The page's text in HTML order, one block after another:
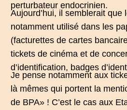
perturbateur endocrinien.
Aujourd’hui, il semblerait que
notamment utilisé dans les
(facturettes de cartes
tickets de cinéma et de
d’identification, badges
Je pense notamment aux
là mêmes qui portent la
de BPA» ! C’est le cas aux